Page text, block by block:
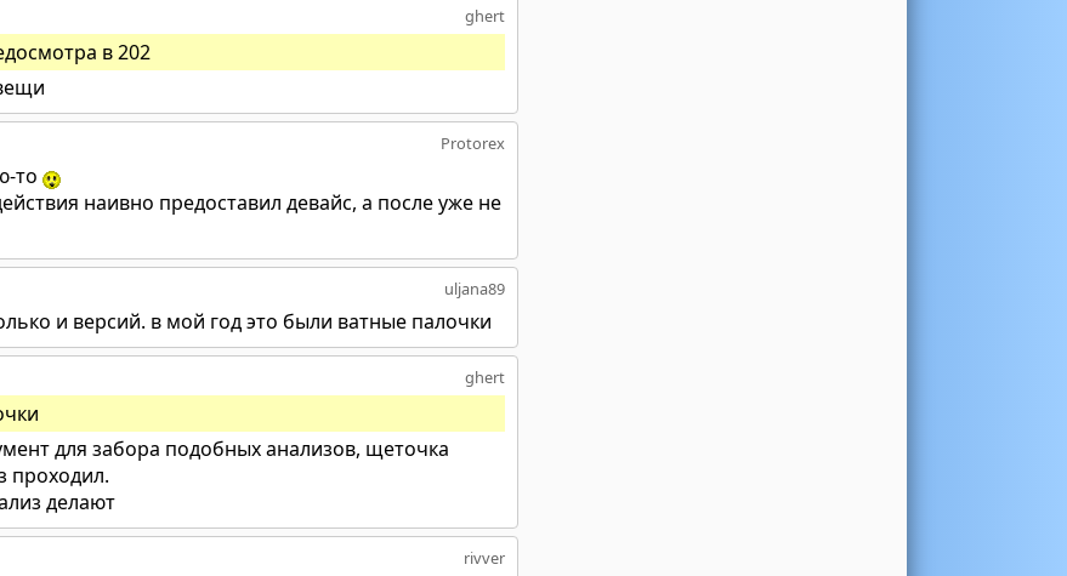
ghert
в 202
Protorex
то
наивно предоставил девайс, а после уже не
uljana89
и версий. в мой год это были ватные палочки
ghert
для забора подобных анализов, щеточка
проходил.
делают
rivver